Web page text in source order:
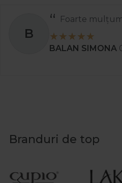
B
Foarte
BALAN SIMONA
Branduri de top